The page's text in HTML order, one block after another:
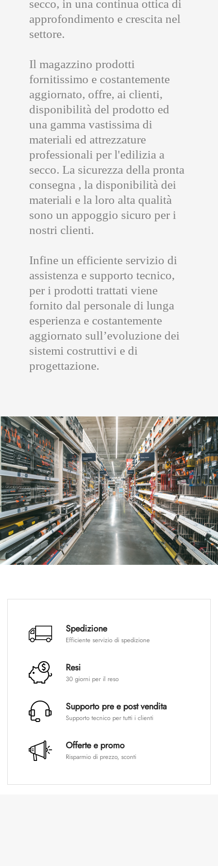
secco, in una continua ottica di
approfondimento e crescita nel
settore.
Il magazzino prodotti
fornitissimo e costantemente
aggiornato, offre, ai clienti,
disponibilità del prodotto ed
una gamma vastissima di
materiali ed attrezzature
professionali per l'edilizia a
secco. La sicurezza della pronta
consegna , la disponibilità dei
materiali e la loro alta qualità
sono un appoggio sicuro per i
nostri clienti.
Infine un efficiente servizio di
assistenza e supporto tecnico,
per i prodotti trattati viene
fornito dal personale di lunga
esperienza e costantemente
aggiornato sull’evoluzione dei
sistemi costruttivi e di
progettazione.
Spedizione
Efficiente servizio di spedizione
Resi
30 giorni per il reso
Supporto pre e post vendita
Supporto tecnico per tutti i clienti
Offerte e promo
Risparmio di prezzo, sconti